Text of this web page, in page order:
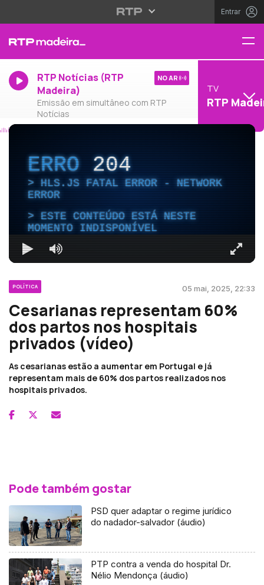
Entrar
RTP Notícias (RTP
Madeira)
Emissão em simultâneo com RTP
Notícias
NO AR
TV
RTP
ERRO204
HLS.JS FATAL ERROR - NETWORK
ERROR
ESTE CONTEÚDO ESTÁ NESTE
MOMENTO INDISPONÍVEL
POLÍTICA 05 mai, 2025, 22:33
Cesarianas representam 60%
dos partos nos hospitais
privados (vídeo)
As cesarianas estão a aumentar em Portugal e já
representam mais de 60% dos partos realizados nos
hospitais privados.
Pode também gostar
PSD quer adaptar o regime jurídico
do nadador-salvador (áudio)
PTP contra a venda do hospital Dr.
Nélio Mendonça (áudio)